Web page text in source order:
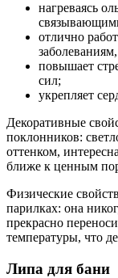
нагреваясь
отлично
повышает
сил;
укрепляет
Декоративные
поклонников:
оттенком,
ближе к ценным
Физические
парилках: она
прекрасно
температуры, что
Липа для бани